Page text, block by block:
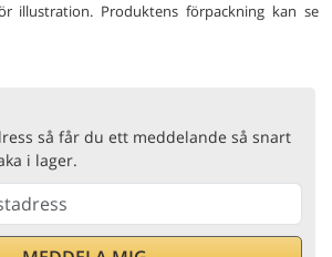
illustration. Produktens förpackning kan se
så får du ett meddelande så snart
i lager.